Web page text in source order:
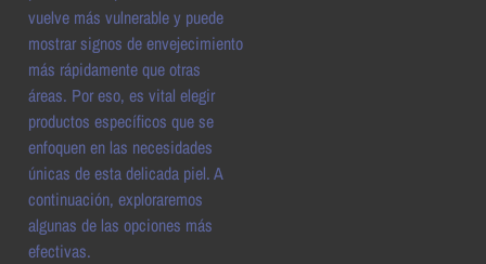
vuelve más vulnerable y puede
mostrar signos de envejecimiento
más rápidamente que otras
áreas. Por eso, es vital elegir
productos específicos que se
enfoquen en las necesidades
únicas de esta delicada piel. A
continuación, exploraremos
algunas de las opciones más
efectivas.